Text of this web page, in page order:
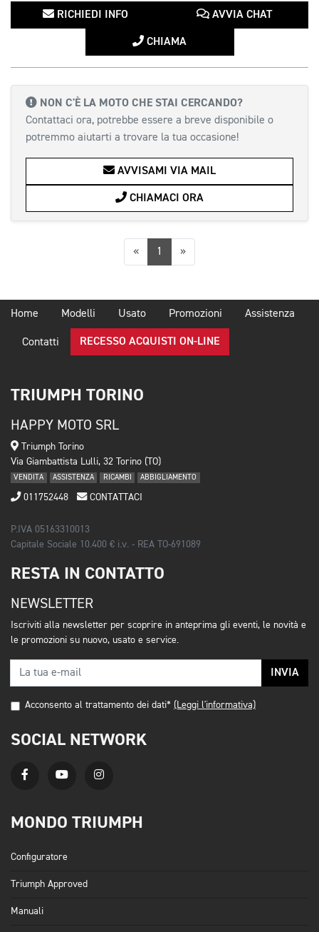
RICHIEDI INFO AVVIA CHAT
CHIAMA
NON C'È LA MOTO CHE STAI CERCANDO?
Contattaci ora, potrebbe essere a breve disponibile o
potremmo aiutarti a trovare la tua occasione!
AVVISAMI VIA MAIL
CHIAMACI ORA
«Precedente
1 »Successiva
Home Modelli Usato Promozioni Assistenza
Contatti RECESSO ACQUISTI ON-LINE
TRIUMPH TORINO
HAPPY MOTO SRL
Triumph Torino
Via Giambattista Lulli, 32 Torino (TO)
VENDITA ASSISTENZA RICAMBI ABBIGLIAMENTO
011752448 CONTATTACI
P.IVA 05163310013
Capitale Sociale 10.400 € i.v. - REA TO-691089
RESTA IN CONTATTO
NEWSLETTER
Iscriviti alla newsletter per scoprire in anteprima gli eventi, le novità e
le promozioni su nuovo, usato e service.
INVIA
Acconsento al trattamento dei dati* (Leggi l'informativa)
SOCIAL NETWORK
MONDO TRIUMPH
Configuratore
Triumph Approved
Manuali